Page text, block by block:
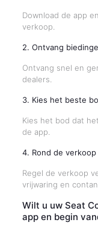
Download de app
verkoop.
2. Ontvang
Ontvang snel en
dealers.
3. Kies het beste
Kies het bod dat
de app.
4. Rond de verkoop
Regel de verkoop
vrijwaring en
Wilt u uw Seat
app en begin